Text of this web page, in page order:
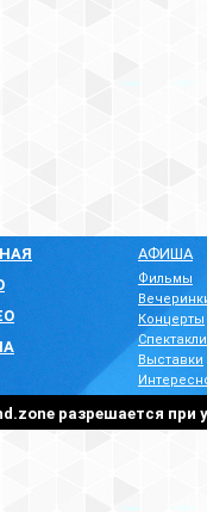
АФИША
Фильмы
Концерты
Спектакли
Выставки
разрешается